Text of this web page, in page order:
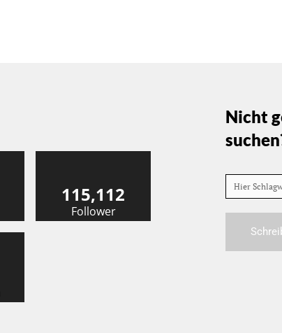
115,112
Follower
Nicht
Hier